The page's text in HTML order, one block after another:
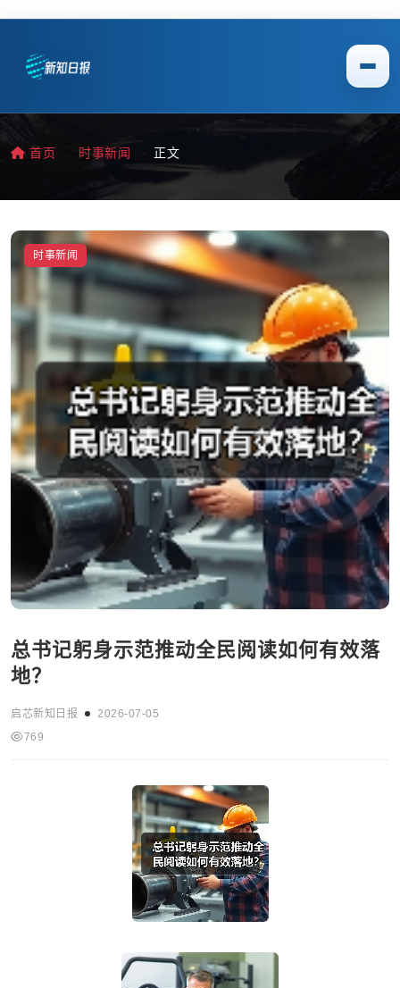
首页 时事新闻 正文
时事新闻
总书记躬身示范推动全民阅读如何有效落
地？
启芯新知日报
2026-07-05
769